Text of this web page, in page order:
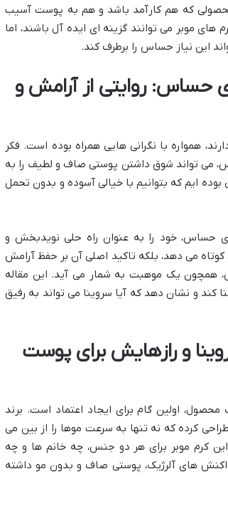
که هم کارآمد باشد و هم به پوست آسیب
های موبر می توانند گزینه ای ایده آل باشند، اما
این نیاز حساس را برطرف کند.
حساس: روایتی از آرامش و
همواره با نگرانی هایی همراه بوده است. فکر
می تواند شوق داشتن پوستی صاف و لطیف را به
ایم که بتوانیم با خیالی آسوده و بدون تحمل
خود را به عنوان راه حلی نویدبخش و
می دهد، بلکه تاکید اصلی آن بر حفظ آرامش
همچون یک موهبت به شمار می آید. این مقاله
کند و نشان دهد که آیا سروینا می تواند به رفیق
و رازهایش برای پوست
اولین گام برای ایجاد اعتماد است. برند
کرده که نه تنها به سرعت موها را از بین می
کرم موبر برای هر دو جنس، چه خانم ها و چه
های آلرژیک، پوستی صاف و بدون مو داشته